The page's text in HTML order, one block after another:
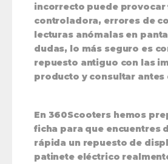
incorrecto puede provocar
controladora, errores de
lecturas anómalas en
dudas, lo más seguro es
repuesto antiguo con las
producto y consultar antes
En 360Scooters hemos
ficha para que encuentres
rápida un repuesto de
patinete eléctrico